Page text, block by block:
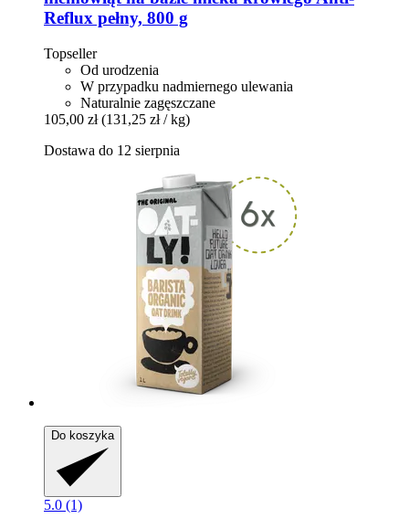
Reflux pełny, 800 g
Topseller
Od urodzenia
W przypadku nadmiernego ulewania
Naturalnie zagęszczane
105,00 zł (131,25 zł / kg)
Dostawa do 12 sierpnia
Do koszyka
5.0 (1)